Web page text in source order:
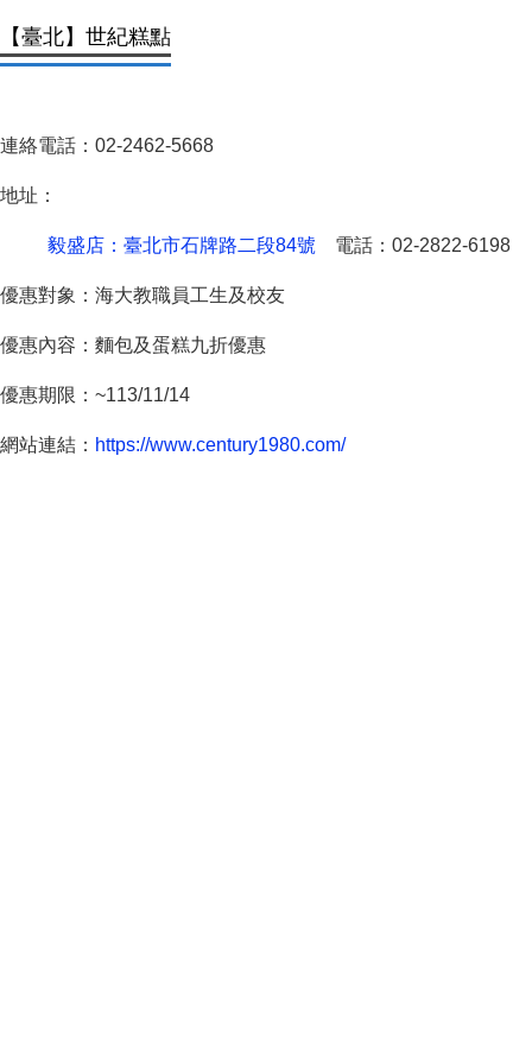
【臺北】世紀糕點
連絡電話：02-2462-5668
地址：
毅盛店：臺北市石牌路二段84號 電話：02-2822-6198
優惠對象：海大教職員工生及校友
優惠內容：麵包及蛋糕九折優惠
優惠期限：~113/11/14
網站連結： https://www.century1980.com/